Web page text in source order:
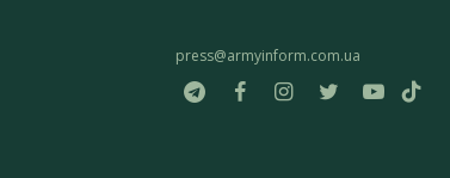
press@armyinform.com.ua